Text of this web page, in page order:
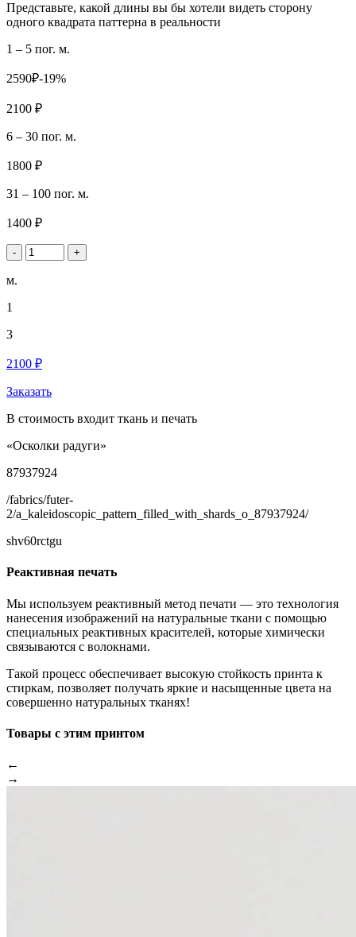
Представьте, какой длины вы бы хотели видеть сторону
одного квадрата паттерна в реальности
1 – 5 пог. м.
2590₽-19%
2100 ₽
6 – 30 пог. м.
1800 ₽
31 – 100 пог. м.
1400 ₽
- +
м.
1
3
2100 ₽
Заказать
В стоимость входит ткань и печать
«Осколки радуги»
87937924
/fabrics/futer-
2/a_kaleidoscopic_pattern_filled_with_shards_o_87937924/
shv60rctgu
Реактивная печать
Мы используем реактивный метод печати — это технология
нанесения изображений на натуральные ткани с помощью
специальных реактивных красителей, которые химически
связываются с волокнами.
Такой процесс обеспечивает высокую стойкость принта к
стиркам, позволяет получать яркие и насыщенные цвета на
совершенно натуральных тканях!
Товары с этим принтом
←
→